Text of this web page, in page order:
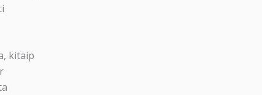
kitaip